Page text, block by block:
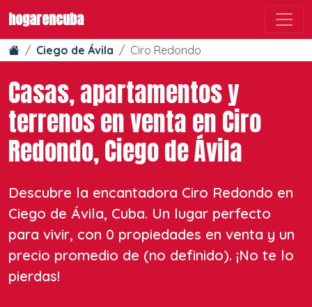
hogarencuba
Ciego de Ávila Ciro Redondo
Casas, apartamentos y
terrenos en venta en Ciro
Redondo, Ciego de Ávila
Descubre la encantadora Ciro Redondo en
Ciego de Ávila, Cuba. Un lugar perfecto
para vivir, con 0 propiedades en venta y un
precio promedio de (no definido). ¡No te lo
pierdas!